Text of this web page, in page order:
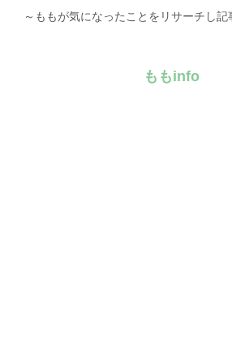
～ももが気になったことをリサーチし記
ももinfo